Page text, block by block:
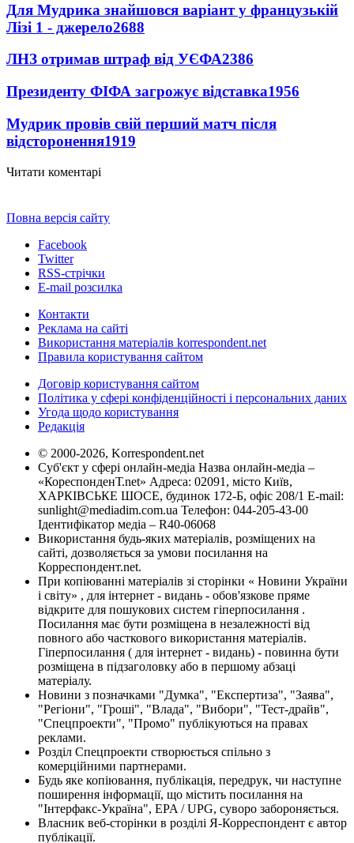
Для Мудрика знайшовся варіант у французькій
Лізі 1 - джерело2688
ЛНЗ отримав штраф від УЄФА2386
Президенту ФІФА загрожує відставка1956
Мудрик провів свій перший матч після
відсторонення1919
Читати коментарі
Повна версія сайту
Facebook
Twitter
RSS-стрічки
E-mail розсилка
Контакти
Реклама на сайті
Використання матеріалів korrespondent.net
Правила користування сайтом
Договір користування сайтом
Політика у сфері конфіденційності і персональних даних
Угода щодо користування
Редакція
© 2000-2026, Korrespondent.net
Суб'єкт у сфері онлайн-медіа Назва онлайн-медіа –
«КореспонденТ.net» Адреса: 02091, місто Київ,
ХАРКІВСЬКЕ ШОСЕ, будинок 172-Б, офіс 208/1 E-mail:
sunlight@mediadim.com.ua Телефон: 044-205-43-00
Ідентифікатор медіа – R40-06068
Використання будь-яких матеріалів, розміщених на
сайті, дозволяється за умови посилання на
Корреспондент.net.
При копіюванні матеріалів зі сторінки « Новини України
і світу» , для інтернет - видань - обов'язкове пряме
відкрите для пошукових систем гіперпосилання .
Посилання має бути розміщена в незалежності від
повного або часткового використання матеріалів.
Гіперпосилання ( для інтернет - видань) - повинна бути
розміщена в підзаголовку або в першому абзаці
матеріалу.
Новини з позначками "Думка", "Експертиза", "Заява",
"Регіони", "Гроші", "Влада", "Вибори", "Тест-драйв",
"Спецпроекти", "Промо" публікуються на правах
реклами.
Розділ Спецпроекти створюється спільно з
комерційними партнерами.
Будь яке копіювання, публікація, передрук, чи наступне
поширення інформації, що містить посилання на
"Інтерфакс-Україна", EPA / UPG, суворо забороняється.
Власник веб-сторінки в розділі Я-Корреспондент є автор
публікації.